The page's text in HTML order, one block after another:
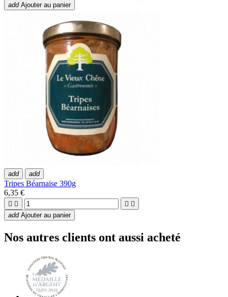
add Ajouter au panier
add add
Tripes Béarnaise 390g
6,35 €
   
add Ajouter au panier
Nos autres clients ont aussi acheté